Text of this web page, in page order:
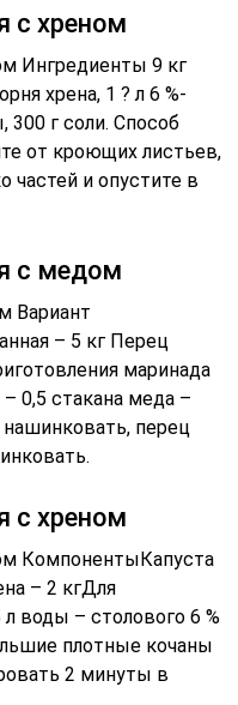
с хреном
Ингредиенты 9 кг
хрена, 1 ? л 6 %-
300 г соли. Способ
от кроющих листьев,
частей и опустите в
с медом
Вариант
– 5 кг Перец
маринада
0,5 стакана меда –
нашинковать, перец
с хреном
КомпонентыКапуста
– 2 кгДля
воды – столового 6 %
плотные кочаны
2 минуты в